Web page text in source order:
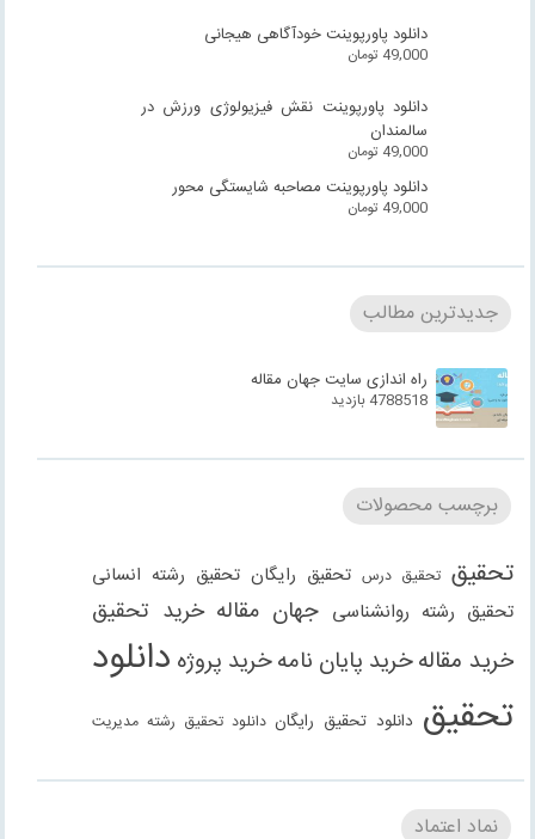
دانلود پاورپوینت خودآگاهی هیجانی
49,000 تومان
دانلود پاورپوینت نقش فیزیولوژی ورزش در
سالمندان
49,000 تومان
دانلود پاورپوینت مصاحبه شایستگی محور
49,000 تومان
جدیدترین مطالب
راه اندازی سایت جهان مقاله
4788518 بازدید
برچسب محصولات
تحقیق تحقیق درس تحقیق رایگان تحقیق رشته انسانی
تحقیق رشته روانشناسی جهان مقاله خرید تحقیق
خرید مقالهخرید پایان نامهخرید پروژه دانلود
تحقیق دانلود تحقیق رایگان دانلود تحقیق رشته مدیریت
دانلود مقاله دانلود مقاله رایگان دانلود مقاله رشته
انسانی دانلود مقاله رشته علوم انسانی
نماد اعتماد